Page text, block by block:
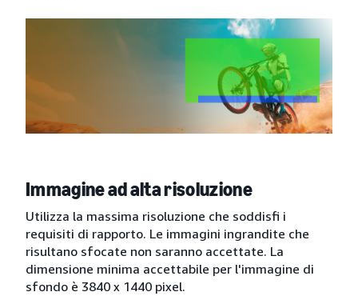
Immagine ad alta risoluzione
Utilizza la massima risoluzione che soddisfi i
requisiti di rapporto. Le immagini ingrandite che
risultano sfocate non saranno accettate. La
dimensione minima accettabile per l'immagine di
sfondo è 3840 x 1440 pixel.